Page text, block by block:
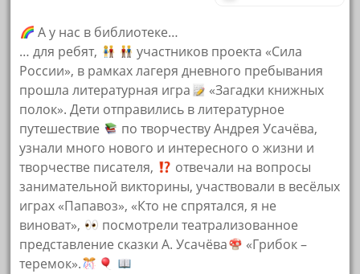
А у нас в библиотеке…
… для ребят,
участников проекта «Сила
России», в рамках лагеря дневного пребывания
прошла литературная игра
«Загадки книжных
полок». Дети отправились в литературное
путешествие
по творчеству Андрея Усачёва,
узнали много нового и интересного о жизни и
творчестве писателя,
отвечали на вопросы
занимательной викторины, участвовали в весёлых
играх «Папавоз», «Кто не спрятался, я не
виноват»,
посмотрели театрализованное
представление сказки А. Усачёва
«Грибок –
теремок».